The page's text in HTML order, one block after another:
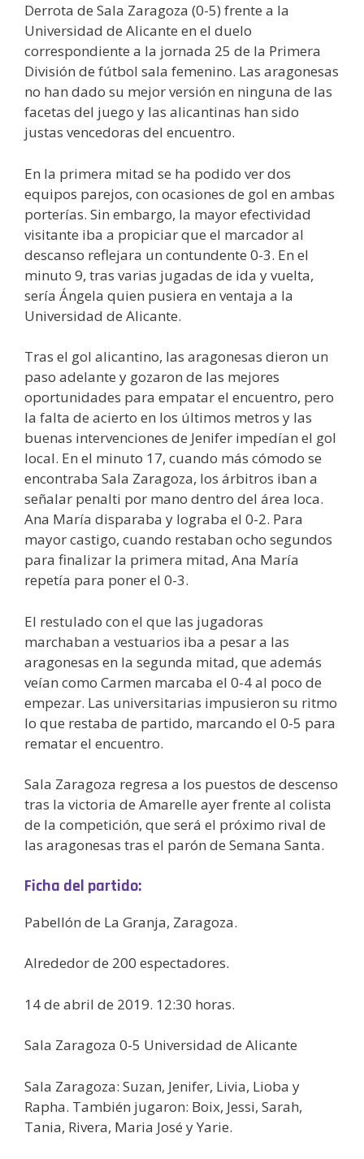
Derrota de Sala Zaragoza (0-5) frente a la
Universidad de Alicante en el duelo
correspondiente a la jornada 25 de la Primera
División de fútbol sala femenino. Las aragonesas
no han dado su mejor versión en ninguna de las
facetas del juego y las alicantinas han sido
justas vencedoras del encuentro.
En la primera mitad se ha podido ver dos
equipos parejos, con ocasiones de gol en ambas
porterías. Sin embargo, la mayor efectividad
visitante iba a propiciar que el marcador al
descanso reflejara un contundente 0-3. En el
minuto 9, tras varias jugadas de ida y vuelta,
sería Ángela quien pusiera en ventaja a la
Universidad de Alicante.
Tras el gol alicantino, las aragonesas dieron un
paso adelante y gozaron de las mejores
oportunidades para empatar el encuentro, pero
la falta de acierto en los últimos metros y las
buenas intervenciones de Jenifer impedían el gol
local. En el minuto 17, cuando más cómodo se
encontraba Sala Zaragoza, los árbitros iban a
señalar penalti por mano dentro del área loca.
Ana María disparaba y lograba el 0-2. Para
mayor castigo, cuando restaban ocho segundos
para finalizar la primera mitad, Ana María
repetía para poner el 0-3.
El restulado con el que las jugadoras
marchaban a vestuarios iba a pesar a las
aragonesas en la segunda mitad, que además
veían como Carmen marcaba el 0-4 al poco de
empezar. Las universitarias impusieron su ritmo
lo que restaba de partido, marcando el 0-5 para
rematar el encuentro.
Sala Zaragoza regresa a los puestos de descenso
tras la victoria de Amarelle ayer frente al colista
de la competición, que será el próximo rival de
las aragonesas tras el parón de Semana Santa.
Ficha del partido:
Pabellón de La Granja, Zaragoza.
Alrededor de 200 espectadores.
14 de abril de 2019. 12:30 horas.
Sala Zaragoza 0-5 Universidad de Alicante
Sala Zaragoza: Suzan, Jenifer, Livia, Lioba y
Rapha. También jugaron: Boix, Jessi, Sarah,
Tania, Rivera, Maria José y Yarie.